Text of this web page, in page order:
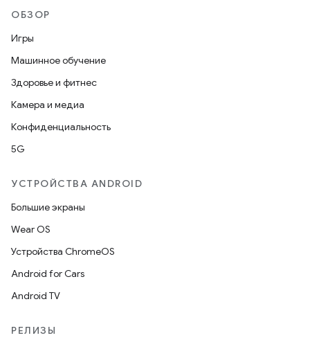
ОБЗОР
Игры
Машинное обучение
Здоровье и фитнес
Камера и медиа
Конфиденциальность
5G
УСТРОЙСТВА ANDROID
Большие экраны
Wear OS
Устройства ChromeOS
Android for Cars
Android TV
РЕЛИЗЫ